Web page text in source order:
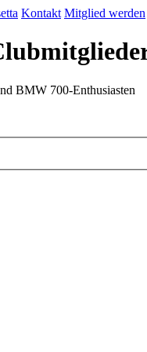
Kontakt Mitglied werden
BMW 700-Enthusiasten